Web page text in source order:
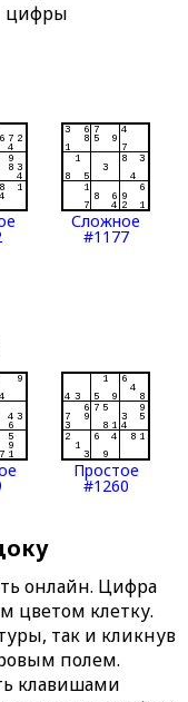
цифры
Сложное
#1177
Простое
#1260
онлайн. Цифра
цветом клетку.
так и кликнув
полем.
клавишами